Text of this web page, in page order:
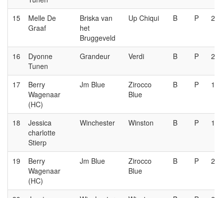
15
Melle De
Graaf
Briska van
het
Bruggeveld
Up Chiqui B P 2e
16
Dyonne
Tunen
Grandeur Verdi B P 2e
17
Berry
Wagenaar
(HC)
Jm Blue
Zirocco
Blue
B P 1e
18
Jessica
charlotte
Stierp
Winchester Winston B P 1e
19
Berry
Wagenaar
(HC)
Jm Blue
Zirocco
Blue
B P 2e